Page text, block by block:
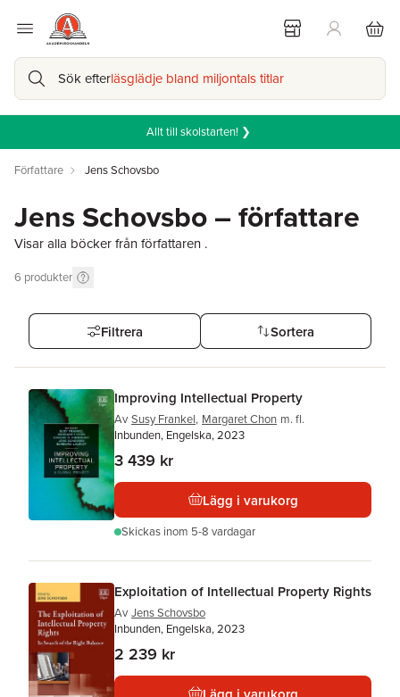
Sök efterläsglädje bland miljontals titlar
Allt till skolstarten! ❯
Författare Jens Schovsbo
Jens Schovsbo – författare
Visar alla böcker från författaren .
6 produkter
Filtrera Sortera
Improving Intellectual Property
Av Susy Frankel, Margaret Chon m. fl.
Inbunden, Engelska, 2023
3 439 kr
Lägg i varukorg
Skickas inom 5-8 vardagar
Exploitation of Intellectual Property Rights
Av Jens Schovsbo
Inbunden, Engelska, 2023
2 239 kr